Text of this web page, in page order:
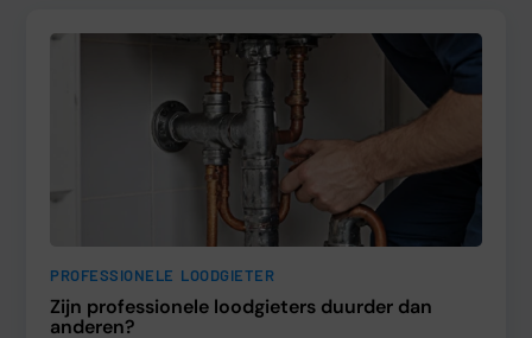
PROFESSIONELE LOODGIETER
Zijn professionele loodgieters duurder dan
anderen?